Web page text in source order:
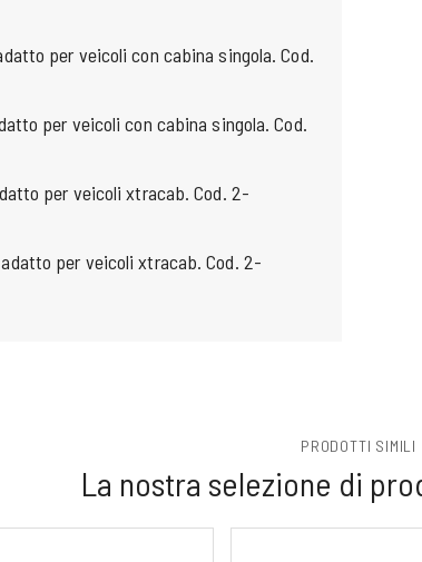
per veicoli con cabina singola. Cod.
per veicoli con cabina singola. Cod.
per veicoli xtracab. Cod. 2-
per veicoli xtracab. Cod. 2-
PRODOTTI SIMILI
La nostra selezione di